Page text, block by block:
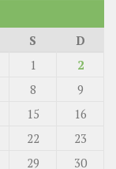
S
D
1
2
8
9
15
16
22
23
29
30